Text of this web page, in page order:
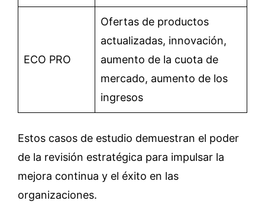
ECO PRO
Ofertas de productos
actualizadas, innovación,
aumento de la cuota de
mercado, aumento de los
ingresos
Estos casos de estudio demuestran el poder
de la revisión estratégica para impulsar la
mejora continua y el éxito en las
organizaciones.